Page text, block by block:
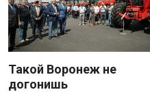
Такой Воронеж не
догонишь